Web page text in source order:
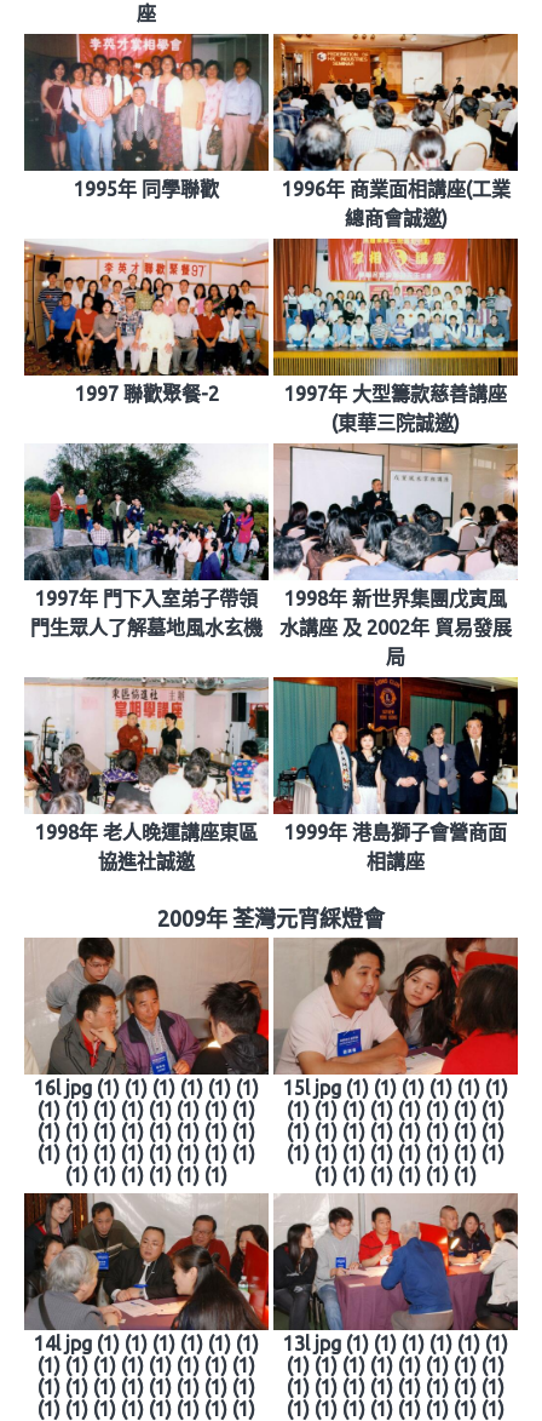
座
1995年 同學聯歡
1996年 商業面相講座(工業
總商會誠邀)
1997 聯歡聚餐-2
1997年 大型籌款慈善講座
(東華三院誠邀)
1997年 門下入室弟子帶領
門生眾人了解墓地風水玄機
1998年 新世界集團戊寅風
水講座 及 2002年 貿易發展
局
1998年 老人晚運講座東區
協進社誠邀
1999年 港島獅子會營商面
相講座
2009年 荃灣元宵綵燈會
16l jpg (1) (1) (1) (1) (1) (1)
(1) (1) (1) (1) (1) (1) (1) (1)
(1) (1) (1) (1) (1) (1) (1) (1)
(1) (1) (1) (1) (1) (1) (1) (1)
(1) (1) (1) (1) (1) (1)
15l jpg (1) (1) (1) (1) (1) (1)
(1) (1) (1) (1) (1) (1) (1) (1)
(1) (1) (1) (1) (1) (1) (1) (1)
(1) (1) (1) (1) (1) (1) (1) (1)
(1) (1) (1) (1) (1) (1)
14l jpg (1) (1) (1) (1) (1) (1)
(1) (1) (1) (1) (1) (1) (1) (1)
(1) (1) (1) (1) (1) (1) (1) (1)
(1) (1) (1) (1) (1) (1) (1) (1)
13l jpg (1) (1) (1) (1) (1) (1)
(1) (1) (1) (1) (1) (1) (1) (1)
(1) (1) (1) (1) (1) (1) (1) (1)
(1) (1) (1) (1) (1) (1) (1) (1)